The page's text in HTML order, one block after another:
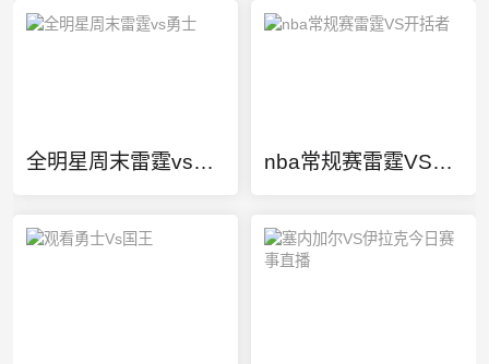
全明星周末雷霆vs勇士 nba常规赛雷霆VS开括者